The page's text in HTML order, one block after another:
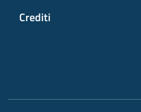
Crediti